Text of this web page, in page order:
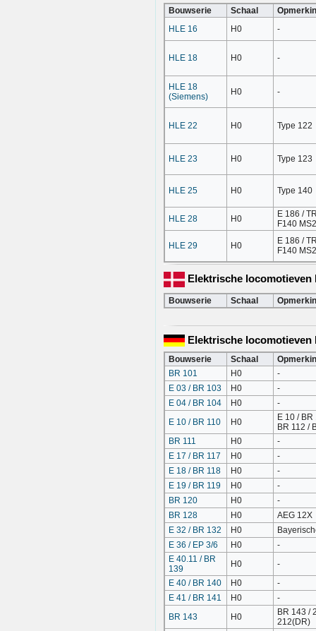
Bouwserie Schaal
HLE 16
H0 -
HLE 18 H0 -
HLE 18
(Siemens)
H0 -
HLE 22 H0 Type 122
HLE 23 H0 Type 123
HLE 25 H0 Type 140
HLE 28 H0
E 186 /
F140 MS2
HLE 29 H0
E 186 /
F140 MS2
Elektrische locomotieven
Bouwserie Schaal
Elektrische locomotieven
Bouwserie Schaal
BR 101
H0
-
E 03 / BR 103
H0
-
E 04 / BR 104
H0
-
E 10 / BR 110
H0
E 10 / BR
BR 112 /
BR 111
H0
-
E 17 / BR 117
H0
-
E 18 / BR 118
H0
-
E 19 / BR 119
H0
-
BR 120
H0
-
BR 128
H0
AEG 12X
E 32 / BR 132
H0
E 36 / EP 3/6
H0
-
E 40.11 / BR
139
H0
-
E 40 / BR 140
H0
-
E 41 / BR 141
H0
-
BR 143
H0
BR 143 /
212(DR)